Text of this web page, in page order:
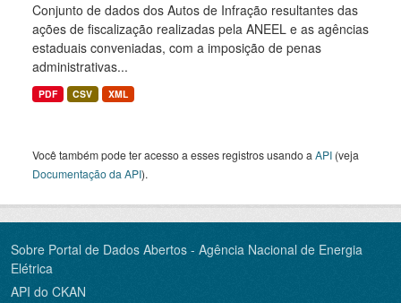
Conjunto de dados dos Autos de Infração resultantes das
ações de fiscalização realizadas pela ANEEL e as agências
estaduais conveniadas, com a imposição de penas
administrativas...
PDF CSV XML
Você também pode ter acesso a esses registros usando a API (veja
Documentação da API).
Sobre Portal de Dados Abertos - Agência Nacional de Energia
Elétrica
API do CKAN